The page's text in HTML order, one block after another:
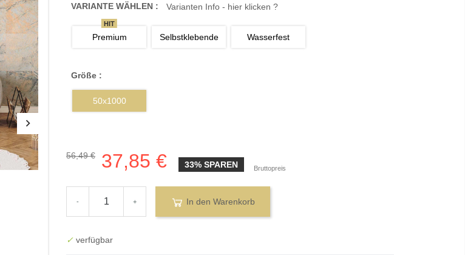
VARIANTE WÄHLEN : Varianten Info - hier klicken ?
Premium
HIT
Selbstklebende Wasserfest
Größe :
50x1000
56,49 € 37,85 € 33% SPAREN Bruttopreis
- + In den Warenkorb
✓ verfügbar